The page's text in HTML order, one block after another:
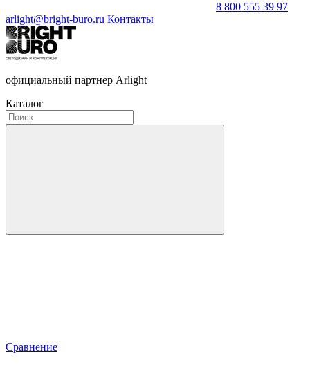
8 800 555 39 97
arlight@bright-buro.ru Контакты
официальный партнер Arlight
Каталог
Сравнение